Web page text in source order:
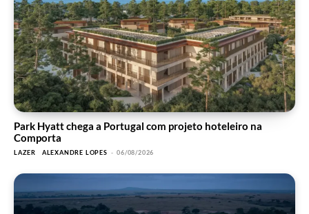
Park Hyatt chega a Portugal com projeto hoteleiro na
Comporta
LAZER ALEXANDRE LOPES - 06/08/2026